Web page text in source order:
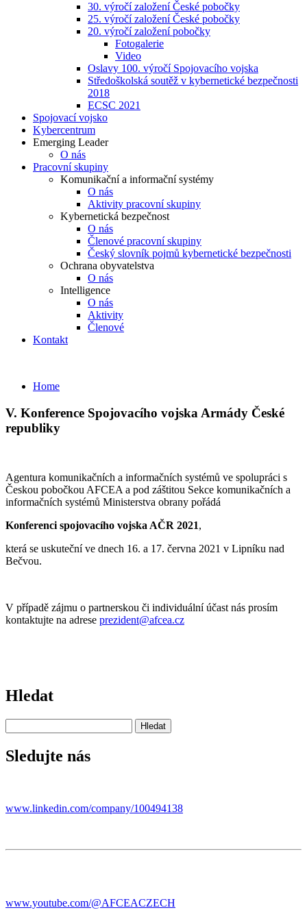
30. výročí založení České pobočky
25. výročí založení České pobočky
20. výročí založení pobočky
Fotogalerie
Video
Oslavy 100. výročí Spojovacího vojska
Středoškolská soutěž v kybernetické bezpečnosti
2018
ECSC 2021
Spojovací vojsko
Kybercentrum
Emerging Leader
O nás
Pracovní skupiny
Komunikační a informační systémy
O nás
Aktivity pracovní skupiny
Kybernetická bezpečnost
O nás
Členové pracovní skupiny
Český slovník pojmů kybernetické bezpečnosti
Ochrana obyvatelstva
O nás
Intelligence
O nás
Aktivity
Členové
Kontakt
Home
V. Konference Spojovacího vojska Armády České
republiky
Agentura komunikačních a informačních systémů ve spolupráci s
Českou pobočkou AFCEA a pod záštitou Sekce komunikačních a
informačních systémů Ministerstva obrany pořádá
Konferenci spojovacího vojska AČR 2021,
která se uskuteční ve dnech 16. a 17. června 2021 v Lipníku nad
Bečvou.
V případě zájmu o partnerskou či individuální účast nás prosím
kontaktujte na adrese prezident@afcea.cz
Hledat
Sledujte nás
www.linkedin.com/company/100494138
www.youtube.com/@AFCEACZECH